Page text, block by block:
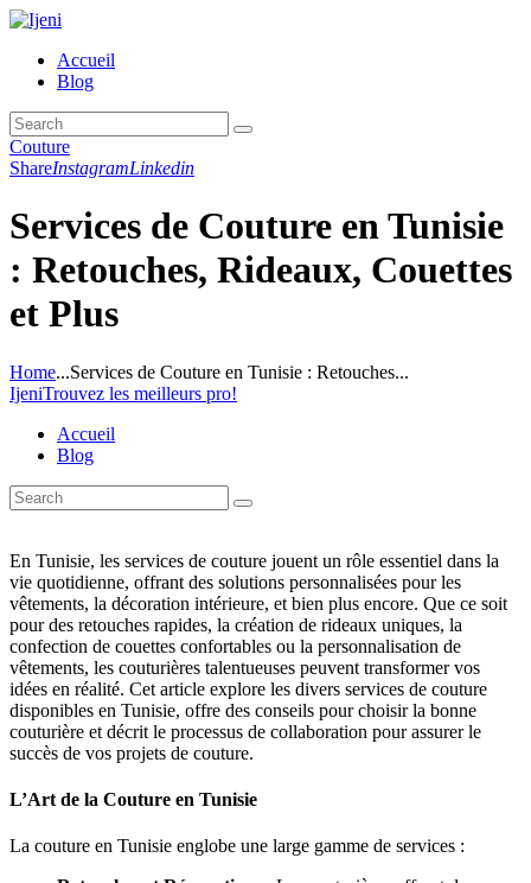
Accueil
Blog
Couture
ShareInstagramLinkedin
Services de Couture en Tunisie
: Retouches, Rideaux, Couettes
et Plus
Home...Services de Couture en Tunisie : Retouches...
IjeniTrouvez les meilleurs pro!
Accueil
Blog
En Tunisie, les services de couture jouent un rôle essentiel dans la
vie quotidienne, offrant des solutions personnalisées pour les
vêtements, la décoration intérieure, et bien plus encore. Que ce soit
pour des retouches rapides, la création de rideaux uniques, la
confection de couettes confortables ou la personnalisation de
vêtements, les couturières talentueuses peuvent transformer vos
idées en réalité. Cet article explore les divers services de couture
disponibles en Tunisie, offre des conseils pour choisir la bonne
couturière et décrit le processus de collaboration pour assurer le
succès de vos projets de couture.
L’Art de la Couture en Tunisie
La couture en Tunisie englobe une large gamme de services :